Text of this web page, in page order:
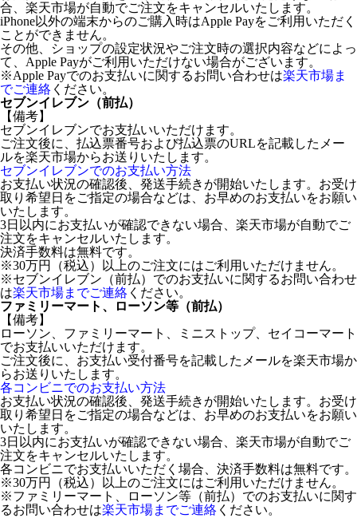
合、楽天市場が自動でご注文をキャンセルいたします。
iPhone以外の端末からのご購入時はApple Payをご利用いただく
ことができません。
その他、ショップの設定状況やご注文時の選択内容などによっ
て、Apple Payがご利用いただけない場合がございます。
※Apple Payでのお支払いに関するお問い合わせは楽天市場ま
でご連絡 ください。
セブンイレブン（前払）
【備考】
セブンイレブンでお支払いいただけます。
ご注文後に、払込票番号および払込票のURLを記載したメー
ルを楽天市場からお送りいたします。
セブンイレブンでのお支払い方法
お支払い状況の確認後、発送手続きが開始いたします。お受け
取り希望日をご指定の場合などは、お早めのお支払いをお願い
いたします。
3日以内にお支払いが確認できない場合、楽天市場が自動でご
注文をキャンセルいたします。
決済手数料は無料です。
※30万円（税込）以上のご注文にはご利用いただけません。
※セブンイレブン（前払）でのお支払いに関するお問い合わせ
は楽天市場までご連絡 ください。
ファミリーマート、ローソン等（前払）
【備考】
ローソン、ファミリーマート、ミニストップ、セイコーマート
でお支払いいただけます。
ご注文後に、お支払い受付番号を記載したメールを楽天市場か
らお送りいたします。
各コンビニでのお支払い方法
お支払い状況の確認後、発送手続きが開始いたします。お受け
取り希望日をご指定の場合などは、お早めのお支払いをお願い
いたします。
3日以内にお支払いが確認できない場合、楽天市場が自動でご
注文をキャンセルいたします。
各コンビニでお支払いいただく場合、決済手数料は無料です。
※30万円（税込）以上のご注文にはご利用いただけません。
※ファミリーマート、ローソン等（前払）でのお支払いに関す
るお問い合わせは楽天市場までご連絡 ください。